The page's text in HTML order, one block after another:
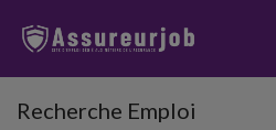
Recherche Emploi